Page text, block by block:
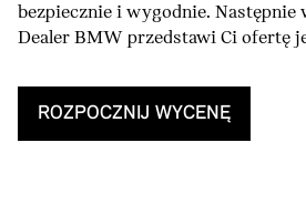
bezpiecznie i wygodnie. Następnie
Dealer BMW przedstawi Ci ofertę
ROZPOCZNIJ WYCENĘ